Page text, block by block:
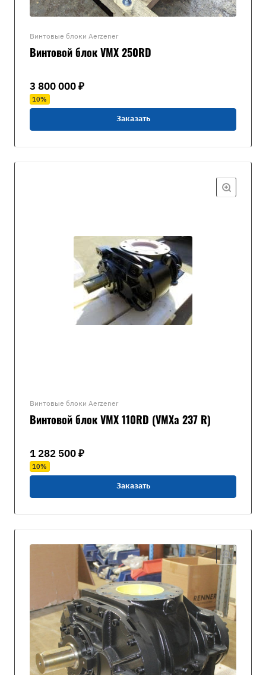
Винтовые блоки Aerzener
Винтовой блок VMX 250RD
3 800 000 ₽
10%
Заказать
Винтовые блоки Aerzener
Винтовой блок VMX 110RD (VMXa 237 R)
1 282 500 ₽
10%
Заказать